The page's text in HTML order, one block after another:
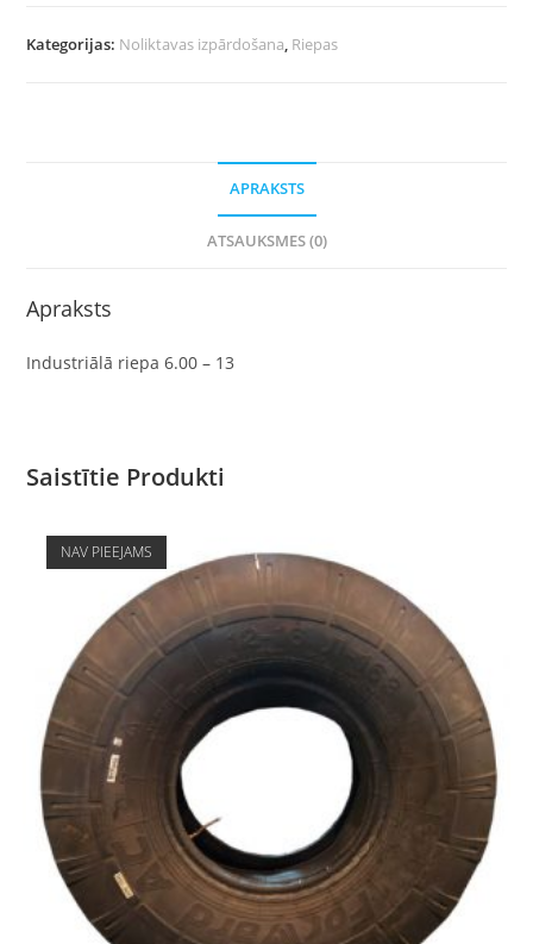
Kategorijas: Noliktavas izpārdošana, Riepas
APRAKSTS
ATSAUKSMES (0)
Apraksts
Industriālā riepa 6.00 – 13
Saistītie Produkti
NAV PIEEJAMS